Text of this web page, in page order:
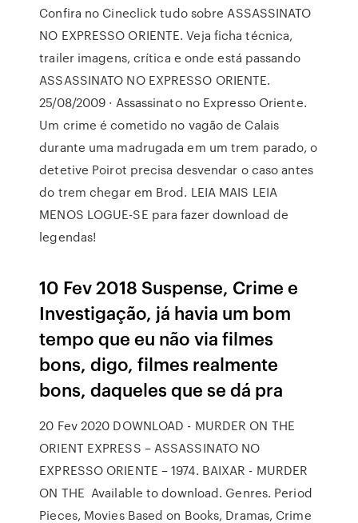
Confira no Cineclick tudo sobre ASSASSINATO
NO EXPRESSO ORIENTE. Veja ficha técnica,
trailer imagens, crítica e onde está passando
ASSASSINATO NO EXPRESSO ORIENTE.
25/08/2009 · Assassinato no Expresso Oriente.
Um crime é cometido no vagão de Calais
durante uma madrugada em um trem parado, o
detetive Poirot precisa desvendar o caso antes
do trem chegar em Brod. LEIA MAIS LEIA
MENOS LOGUE-SE para fazer download de
legendas!
10 Fev 2018 Suspense, Crime e
Investigação, já havia um bom
tempo que eu não via filmes
bons, digo, filmes realmente
bons, daqueles que se dá pra
20 Fev 2020 DOWNLOAD - MURDER ON THE
ORIENT EXPRESS – ASSASSINATO NO
EXPRESSO ORIENTE – 1974. BAIXAR - MURDER
ON THE Available to download. Genres. Period
Pieces, Movies Based on Books, Dramas, Crime